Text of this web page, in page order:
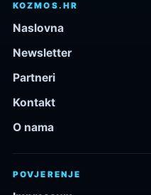
KOZMOS.HR
Naslovna
Newsletter
Partneri
Kontakt
O nama
POVJERENJE